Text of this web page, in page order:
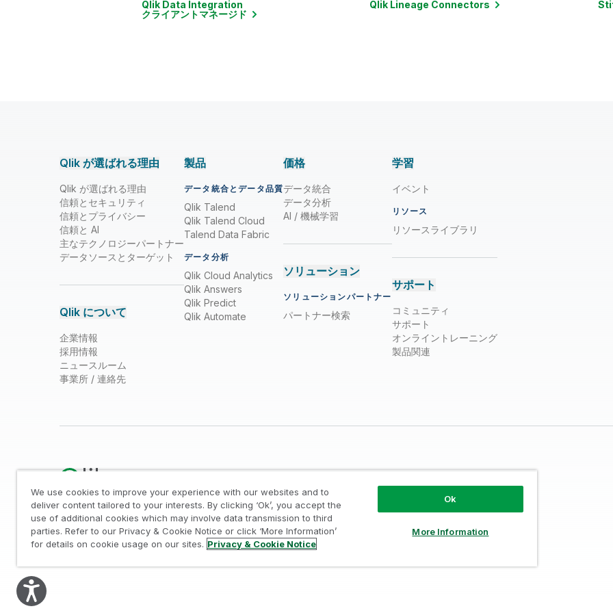
Qlik Data Integration
クライアントマネージド
Qlik Lineage Connectors
Qlik が選ばれる理由
Qlik が選ばれる理由
信頼とセキュリティ
信頼とプライバシー
信頼と AI
主なテクノロジーパートナー
データソースとターゲット
Qlik について
企業情報
採用情報
ニュースルーム
事業所 / 連絡先
製品
データ統合とデータ品質
Qlik Talend
Qlik Talend Cloud
Talend Data Fabric
データ分析
Qlik Cloud Analytics
Qlik Answers
Qlik Predict
Qlik Automate
価格
データ統合
データ分析
AI / 機械学習
ソリューション
ソリューションパートナー
パートナー検索
学習
イベント
リソース
リソースライブラリ
サポート
コミュニティ
サポート
オンライントレーニング
製品関連
法的規約 / プライバシーとクッキー通知 / 商標 / Trust /
© 1993-2026 QlikTech International AB, All Rights Reserved
We use cookies to improve your experience with our websites and to
deliver content tailored to your interests. By clicking ‘Ok’, you accept the
use of additional cookies which may involve data transmission to third
parties. Refer to our Privacy & Cookie Notice or click ‘More Information’
for details on cookie usage on our sites. Privacy & Cookie Notice
Ok
More Information